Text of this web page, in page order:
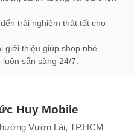
trải nghiệm thật tốt cho
giới thiệu giúp shop nhé
sẵn sàng 24/7.
Huy Mobile
Vườn Lài, TP.HCM